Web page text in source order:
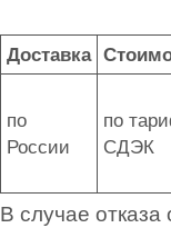
Доставка
по
России
по
СДЭК
В случае отказа